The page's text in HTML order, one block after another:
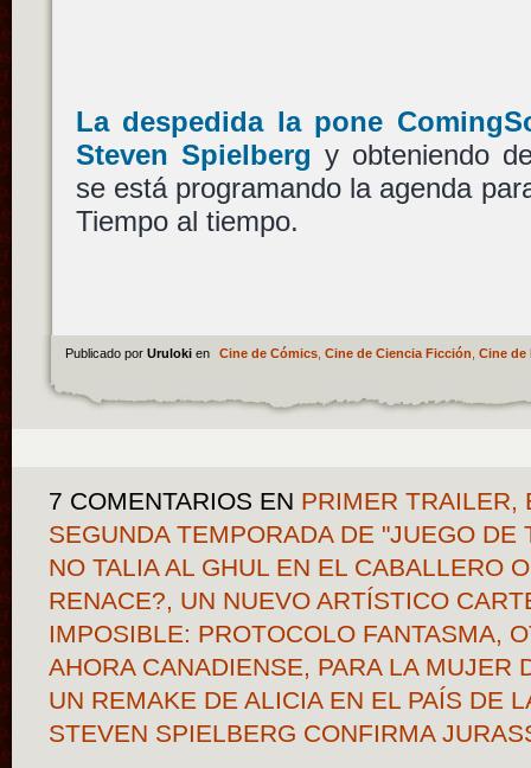
La despedida la pone
Steven Spielberg y obteniendo
se está programando la agenda
Tiempo al tiempo.
Publicado por Uruloki en Cine de Cómics, Cine de Ciencia Ficción Cine de
7 COMENTARIOS EN PRIMER TRAILER,
SEGUNDA TEMPORADA DE "JUEGO DE
NO TALIA AL GHUL EN EL CABALLERO
RENACE?, UN NUEVO ARTÍSTICO
IMPOSIBLE: PROTOCOLO FANTASMA,
AHORA CANADIENSE, PARA LA MUJER
UN REMAKE DE ALICIA EN EL PAÍS DE
STEVEN SPIELBERG CONFIRMA